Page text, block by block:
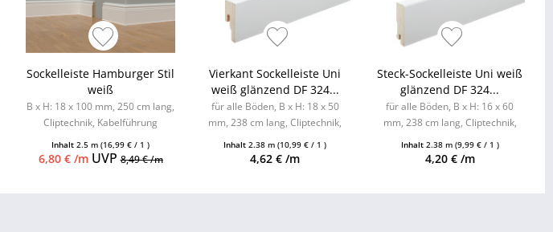
Sockelleiste Hamburger Stil
weiß
B x H: 18 x 100 mm, 250 cm lang,
Cliptechnik, Kabelführung
Zubehör...
Inhalt2.5 m(16,99 € / 1 )
6,80 € /mUVP8,49 € /m
Vierkant Sockelleiste Uni
weiß glänzend DF 324...
für alle Böden, B x H: 18 x 50
mm, 238 cm lang, Cliptechnik,
erhältlich
Inhalt2.38 m(10,99 € / 1 )
4,62 € /m
Steck-Sockelleiste Uni weiß
glänzend DF 324...
für alle Böden, B x H: 16 x 60
mm, 238 cm lang, Cliptechnik,
erhältlich
Inhalt 2.38 m (9,99 € / 1 )
4,20 € /m